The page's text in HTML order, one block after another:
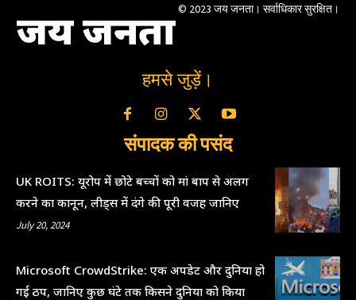
जय जनता © 2023 जय जनता। सर्वाधिकार सुरक्षित।
हमसे जुड़ें।
संपादक की पसंद
UK ROITS: यूरोप में छोटे बच्चों को मां बाप से अलग
करने का कानून, लीड्स में दंगे की पूरी वजह जानिए
July 20, 2024
Microsoft CrowdStrike: एक अपडेट और दुनिया हो
गई ठप, जानिए कुछ घंटे तक किसने दुनिया को किया